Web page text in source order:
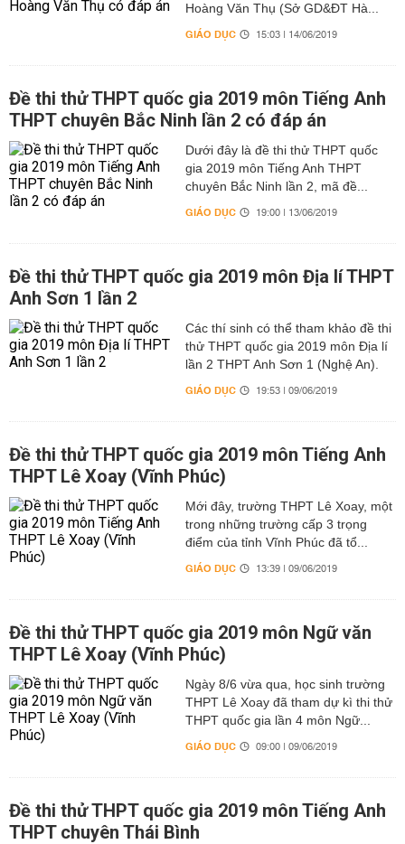
Hoàng Văn Thụ (Sở GD&ĐT Hà...
GIÁO DỤC 15:03 | 14/06/2019
Đề thi thử THPT quốc gia 2019 môn Tiếng Anh
THPT chuyên Bắc Ninh lần 2 có đáp án
Dưới đây là đề thi thử THPT quốc
gia 2019 môn Tiếng Anh THPT
chuyên Bắc Ninh lần 2, mã đề...
GIÁO DỤC 19:00 | 13/06/2019
Đề thi thử THPT quốc gia 2019 môn Địa lí THPT
Anh Sơn 1 lần 2
Các thí sinh có thể tham khảo đề thi
thử THPT quốc gia 2019 môn Địa lí
lần 2 THPT Anh Sơn 1 (Nghệ An).
GIÁO DỤC 19:53 | 09/06/2019
Đề thi thử THPT quốc gia 2019 môn Tiếng Anh
THPT Lê Xoay (Vĩnh Phúc)
Mới đây, trường THPT Lê Xoay, một
trong những trường cấp 3 trọng
điểm của tỉnh Vĩnh Phúc đã tổ...
GIÁO DỤC 13:39 | 09/06/2019
Đề thi thử THPT quốc gia 2019 môn Ngữ văn
THPT Lê Xoay (Vĩnh Phúc)
Ngày 8/6 vừa qua, học sinh trường
THPT Lê Xoay đã tham dự kì thi thử
THPT quốc gia lần 4 môn Ngữ...
GIÁO DỤC 09:00 | 09/06/2019
Đề thi thử THPT quốc gia 2019 môn Tiếng Anh
THPT chuyên Thái Bình